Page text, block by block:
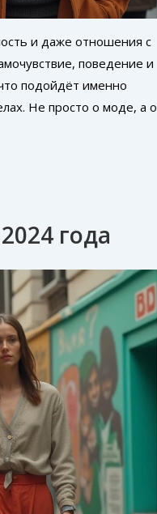
и даже отношения с
поведение и
подойдёт именно
Не просто о моде, а о
года